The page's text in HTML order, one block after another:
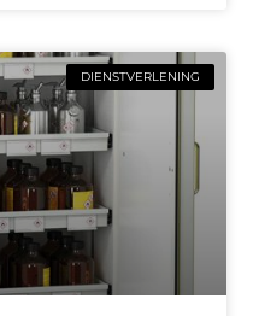
DIENSTVERLENING